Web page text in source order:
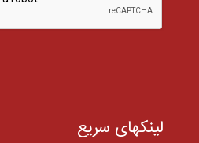
لینکهای سریع